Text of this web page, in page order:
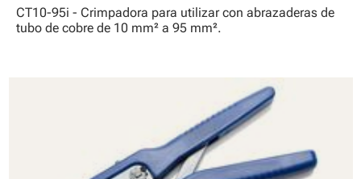
CT10-95i - Crimpadora para utilizar con abrazaderas de
tubo de cobre de 10 mm² a 95 mm².